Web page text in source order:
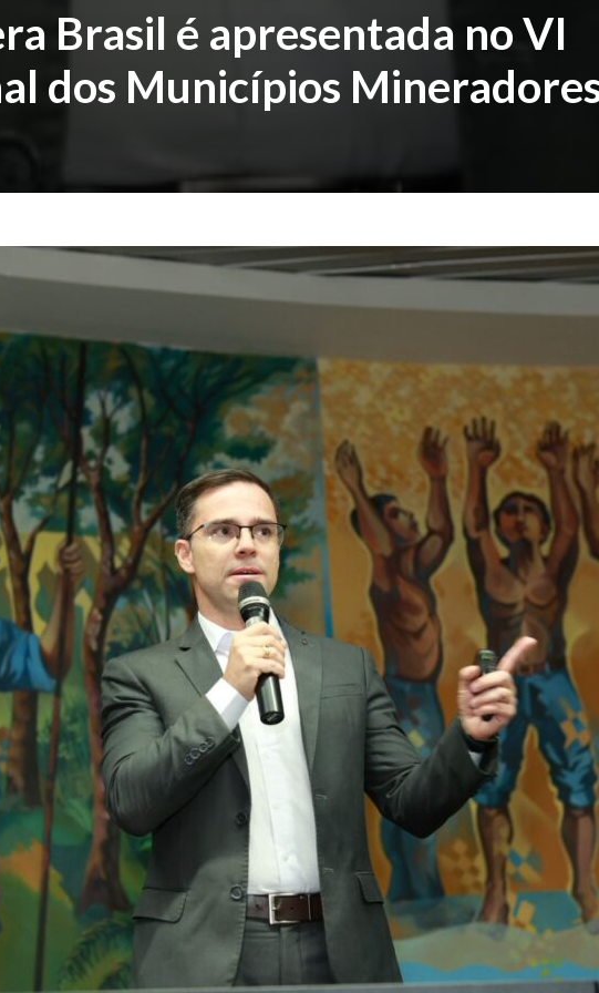
Brasil é apresentada no VI
dos Municípios